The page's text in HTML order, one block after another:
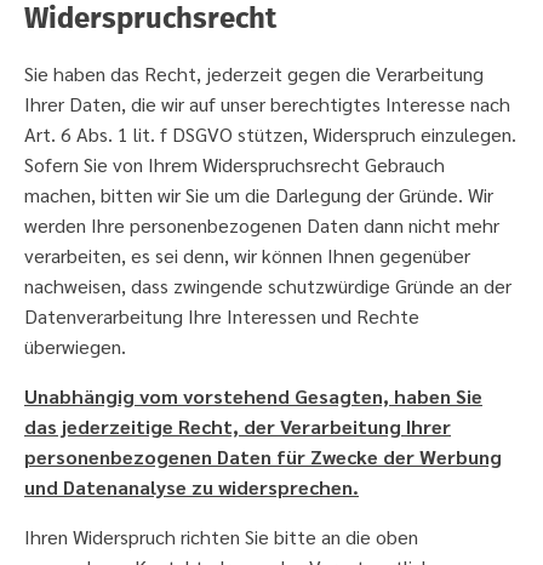
Widerspruchsrecht
Sie haben das Recht, jederzeit gegen die Verarbeitung
Ihrer Daten, die wir auf unser berechtigtes Interesse nach
Art. 6 Abs. 1 lit. f DSGVO stützen, Widerspruch einzulegen.
Sofern Sie von Ihrem Widerspruchsrecht Gebrauch
machen, bitten wir Sie um die Darlegung der Gründe. Wir
werden Ihre personenbezogenen Daten dann nicht mehr
verarbeiten, es sei denn, wir können Ihnen gegenüber
nachweisen, dass zwingende schutzwürdige Gründe an der
Datenverarbeitung Ihre Interessen und Rechte
überwiegen.
Unabhängig vom vorstehend Gesagten, haben Sie
das jederzeitige Recht, der Verarbeitung Ihrer
personenbezogenen Daten für Zwecke der Werbung
und Datenanalyse zu widersprechen.
Ihren Widerspruch richten Sie bitte an die oben